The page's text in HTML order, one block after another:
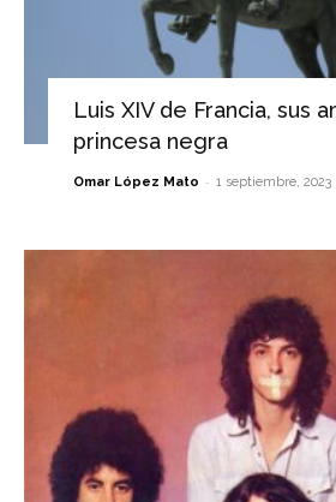
Luis XIV de Francia, sus
princesa negra
Omar López Mato - 1 septiembre, 2023